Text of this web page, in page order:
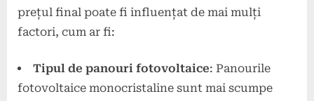
prețul final poate fi influențat de mai mulți
factori, cum ar fi:
Tipul de panouri fotovoltaice: Panourile
fotovoltaice monocristaline sunt mai scumpe